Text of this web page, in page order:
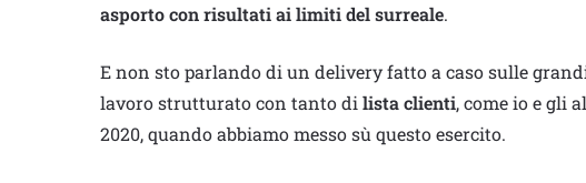
asporto con risultati ai limiti del surreale.
E non sto parlando di un delivery fatto a caso sulle
lavoro strutturato con tanto di lista clienti, come io e gli
2020, quando abbiamo messo sù questo esercito.